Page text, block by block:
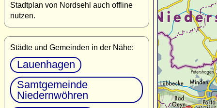
Stadtplan von Nordsehl auch offline
nutzen.
Städte und Gemeinden in der Nähe:
Lauenhagen
Samtgemeinde
Niedernwöhren